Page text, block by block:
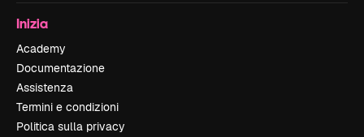
Inizia
Academy
Documentazione
Assistenza
Termini e condizioni
Politica sulla privacy